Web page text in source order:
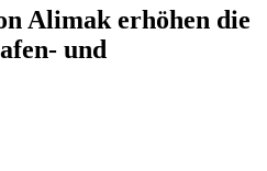
Alimak erhöhen die
und